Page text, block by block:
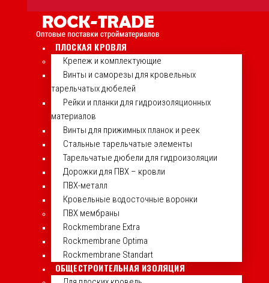
ПЛОСКАЯ КРОВЛЯ
Крепеж и комплектующие
Винты и саморезы для кровельных
тарельчатых дюбелей
Рейки и планки для гидроизоляционных
материалов
Винты для прижимных планок и реек
Стальные тарельчатые элементы
Тарельчатые дюбели для гидроизоляции
Дорожки для ПВХ – кровли
ПВХ-металл
Кровельные водосточные воронки
ПВХ мембраны
Rockmembrane Extra
Rockmembrane Optima
Rockmembrane Standart
ОБЩЕСТРОИТЕЛЬНАЯ ИЗОЛЯЦИЯ